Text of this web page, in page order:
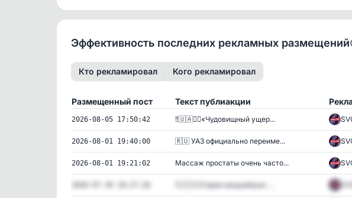
Эффективность последних рекламных размещений
Кто рекламировал Кого рекламировал
Размещенный пост Текст публиакции
2026-08-05 17:50:42 ‼️🇺🇦🏴‍☠️«Чудовищный ущер...
2026-08-01 19:40:00 🇷🇺 УАЗ официально переиме...
2026-08-01 19:21:02 Массаж простаты очень часто...
‼️🇺🇦🏴‍☠️Серия мощнейших ...